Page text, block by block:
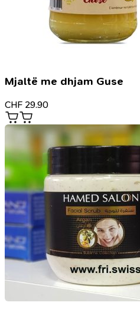
Mjaltë me dhjam Guse
CHF 29.90